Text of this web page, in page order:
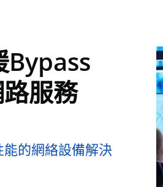
Bypass
服務
的網絡設備解決